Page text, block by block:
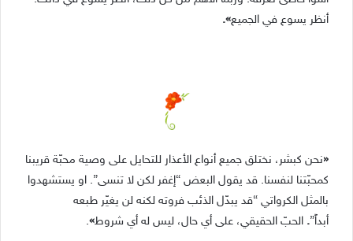
أنظر يسوع في الجميع».
«نحن كبشر، نختلق جميع أنواع الأعذار للتحايل على وصية محبّة قريبنا
كمحبّتنا لنفسنا. قد يقول البعض “إغفر لكن لا تنسى”. او يستشهدوا
بالمثل الكرواتي “قد يبدّل الذئب فروته لكنه لن يغيّر طبعه
أبداً”. الحبّ الحقيقي، على أي حال، ليس له أي شروط»
.